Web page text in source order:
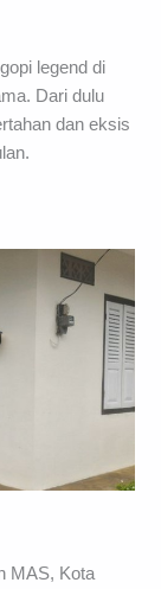
legend di
Dari dulu
dan eksis
MAS, Kota